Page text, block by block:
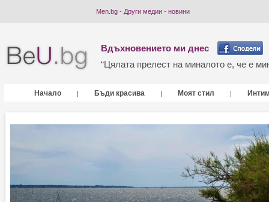
Men.bg - Други медии - новини
Вдъхновението ми днес
“Цялата прелест на миналото е, че е
Начало | Бъди красива | Моят стил |